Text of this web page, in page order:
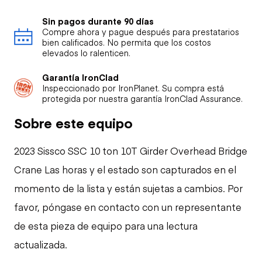
Sin pagos durante 90 días
Compre ahora y pague después para prestatarios
bien calificados. No permita que los costos
elevados lo ralenticen.
Garantía IronClad
Inspeccionado por IronPlanet. Su compra está
protegida por nuestra garantía IronClad Assurance.
Sobre este equipo
2023 Sissco SSC 10 ton 10T Girder Overhead Bridge
Crane Las horas y el estado son capturados en el
momento de la lista y están sujetas a cambios. Por
favor, póngase en contacto con un representante
de esta pieza de equipo para una lectura
actualizada.